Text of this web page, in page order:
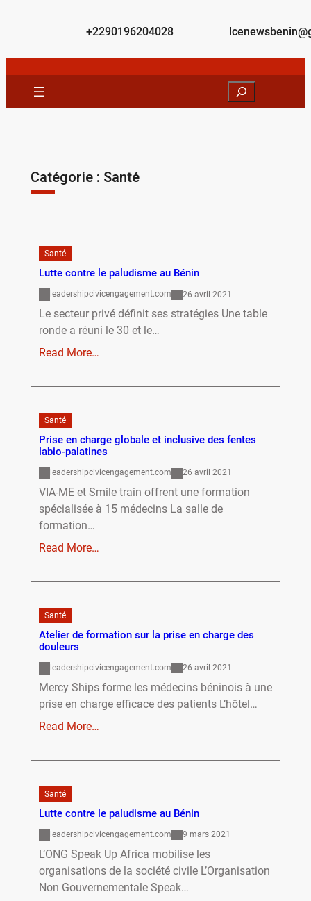
+2290196204028
Catégorie : Santé
Santé
Lutte contre le paludisme au Bénin
leadershipcivicengagement.com 26 avril 2021
Le secteur privé définit ses stratégies Une table
ronde a réuni le 30 et le…
Read More…
Santé
Prise en charge globale et inclusive des fentes
labio-palatines
leadershipcivicengagement.com 26 avril 2021
VIA-ME et Smile train offrent une formation
spécialisée à 15 médecins La salle de
formation…
Read More…
Santé
Atelier de formation sur la prise en charge des
douleurs
leadershipcivicengagement.com 26 avril 2021
Mercy Ships forme les médecins béninois à une
prise en charge efficace des patients L’hôtel…
Read More…
Santé
Lutte contre le paludisme au Bénin
leadershipcivicengagement.com 9 mars 2021
L’ONG Speak Up Africa mobilise les
organisations de la société civile L’Organisation
Non Gouvernementale Speak…